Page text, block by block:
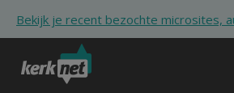
Bekijk je recent bezochte microsites,